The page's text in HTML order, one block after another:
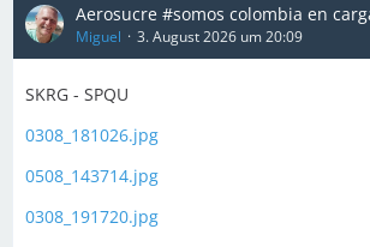
Aerosucre #somos colombia en
Miguel 3. August 2026 um 20:09
SKRG - SPQU
0308_181026.jpg
0508_143714.jpg
0308_191720.jpg